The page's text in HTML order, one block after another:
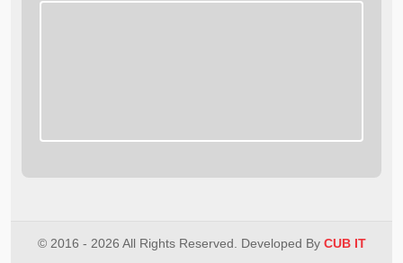
© 2016 - 2026 All Rights Reserved. Developed By CUB IT